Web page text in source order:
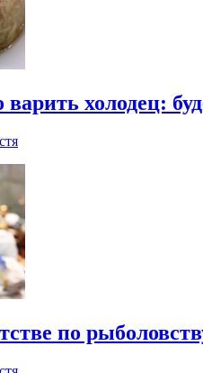
холодец:
по